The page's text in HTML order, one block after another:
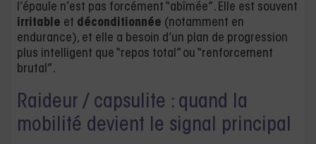
l’épaule n’est pas forcément “abîmée”. Elle est souvent
irritable et déconditionnée (notamment en
endurance), et elle a besoin d’un plan de progression
plus intelligent que “repos total” ou “renforcement
brutal”.
Raideur / capsulite : quand la
mobilité devient le signal principal